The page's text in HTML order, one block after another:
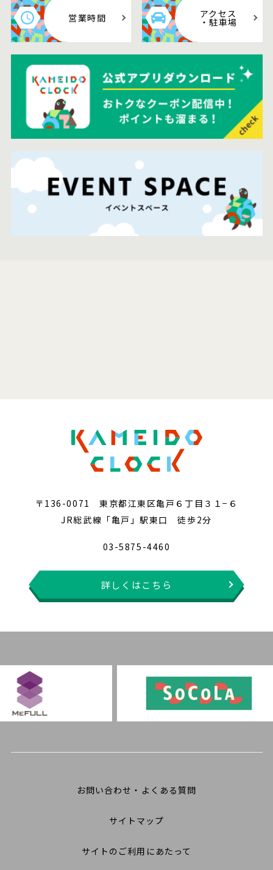
営業時間 アクセス
・駐車場
〒136-0071 東京都江東区亀戸６丁目３１−６
JR総武線「亀戸」駅東口 徒歩2分
03-5875-4460
詳しくはこちら
お問い合わせ・よくある質問
サイトマップ
サイトのご利用にあたって